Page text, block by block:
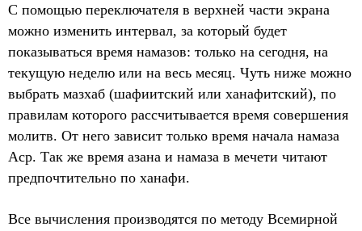
С помощью переключателя в верхней части экрана
можно изменить интервал, за который будет
показываться время намазов: только на сегодня, на
текущую неделю или на весь месяц. Чуть ниже можно
выбрать мазхаб (шафиитский или ханафитский), по
правилам которого рассчитывается время совершения
молитв. От него зависит только время начала намаза
Аср. Так же время азана и намаза в мечети читают
предпочтительно по ханафи.
Все вычисления производятся по методу Всемирной